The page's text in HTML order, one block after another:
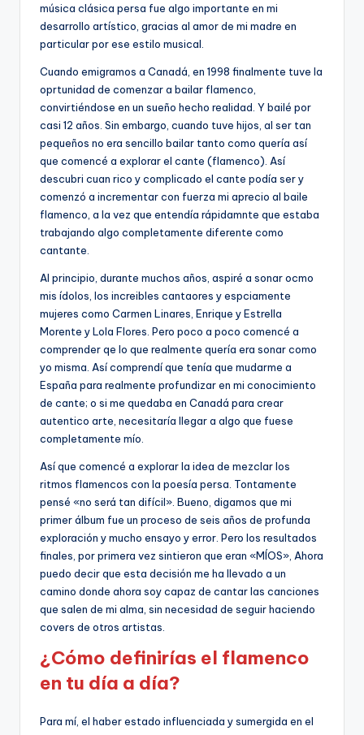
música clásica persa fue algo importante en mi
desarrollo artístico, gracias al amor de mi madre en
particular por ese estilo musical.
Cuando emigramos a Canadá, en 1998 finalmente tuve la
oprtunidad de comenzar a bailar flamenco,
convirtiéndose en un sueño hecho realidad. Y bailé por
casi 12 años. Sin embargo, cuando tuve hijos, al ser tan
pequeños no era sencillo bailar tanto como quería así
que comencé a explorar el cante (flamenco). Así
descubri cuan rico y complicado el cante podía ser y
comenzó a incrementar con fuerza mi aprecio al baile
flamenco, a la vez que entendía rápidamnte que estaba
trabajando algo completamente diferente como
cantante.
Al principio, durante muchos años, aspiré a sonar ocmo
mis ídolos, los increibles cantaores y espciamente
mujeres como Carmen Linares, Enrique y Estrella
Morente y Lola Flores. Pero poco a poco comencé a
comprender qe lo que realmente quería era sonar como
yo misma. Así comprendí que tenía que mudarme a
España para realmente profundizar en mi conocimiento
de cante; o si me quedaba en Canadá para crear
autentico arte, necesitaría llegar a algo que fuese
completamente mío.
Así que comencé a explorar la idea de mezclar los
ritmos flamencos con la poesía persa. Tontamente
pensé «no será tan difícil». Bueno, digamos que mi
primer álbum fue un proceso de seis años de profunda
exploración y mucho ensayo y error. Pero los resultados
finales, por primera vez sintieron que eran «MÍOS», Ahora
puedo decir que esta decisión me ha llevado a un
camino donde ahora soy capaz de cantar las canciones
que salen de mi alma, sin necesidad de seguir haciendo
covers de otros artistas.
¿Cómo definirías el flamenco
en tu día a día?
Para mí, el haber estado influenciada y sumergida en el